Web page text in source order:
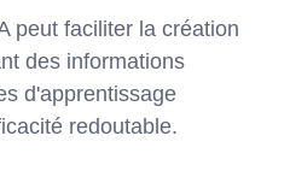
peut faciliter la création
des informations
d'apprentissage
redoutable.